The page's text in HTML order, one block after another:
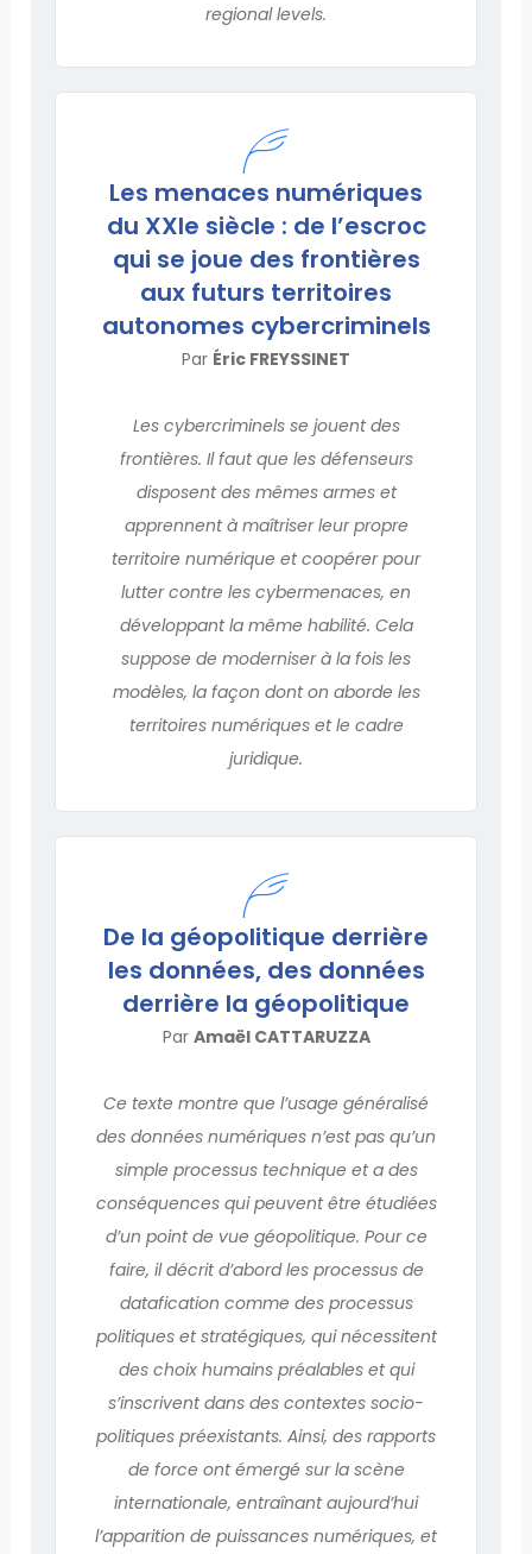
regional levels.
Les menaces numériques
du XXIe siècle : de l’escroc
qui se joue des fron­tières
aux futurs territoires
autonomes cybercriminels
Par Éric FREYSSINET
Les cybercriminels se jouent des
frontières. Il faut que les défenseurs
disposent des mêmes armes et
apprennent à maîtriser leur propre
territoire numérique et coopérer pour
lutter contre les cybermenaces, en
développant la même habilité. Cela
suppose de moderniser à la fois les
modèles, la façon dont on aborde les
territoires numériques et le cadre
juridique.
De la géopolitique derrière
les données, des données
derrière la géopolitique
Par Amaël CATTARUZZA
Ce texte montre que l’usage généralisé
des données numériques n’est pas qu’un
simple processus technique et a des
conséquences qui peuvent être étudiées
d’un point de vue géopolitique. Pour ce
faire, il décrit d’abord les processus de
datafication comme des processus
politiques et stratégiques, qui nécessitent
des choix humains préalables et qui
s’inscrivent dans des contextes socio-
politiques préexistants. Ainsi, des rapports
de force ont émergé sur la scène
internationale, entraînant aujourd’hui
l’apparition de puissances numériques, et